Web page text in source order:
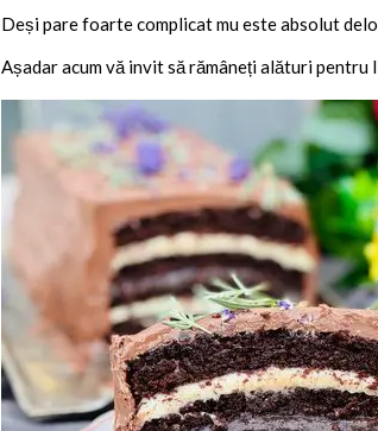
Deși pare foarte complicat mu este absolut
Așadar acum vă invit să rămâneți alături